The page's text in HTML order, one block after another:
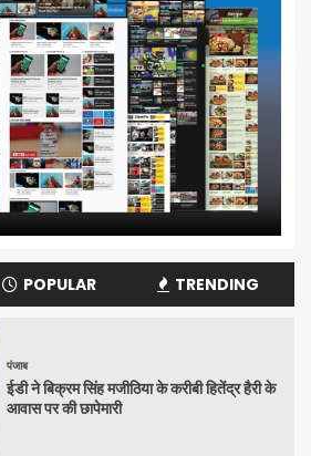
POPULAR TRENDING
पंजाब
ईडी ने बिक्रम सिंह मजीठिया के करीबी हितेंद्र हैरी के
आवास पर की छापेमारी